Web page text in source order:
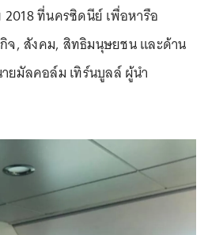
2018 ที่นครซิดนีย์ เพื่อหารือ
กิจ, สังคม, สิทธิมนุษยชน และด้าน
ยมัลคอล์ม เทิร์นบูลล์ ผู้นำ